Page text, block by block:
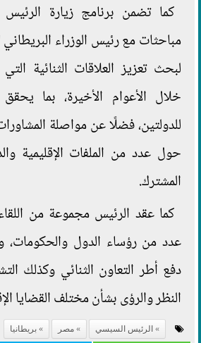
كما تضمن برنامج زيارة الرئيس
مباحثات مع رئيس الوزراء
لبحث تعزيز العلاقات الثنائية
خلال الأعوام الأخيرة، بما
للدولتين، فضلًا عن مواصلة
حول عدد من الملفات الإقليمية
المشترك.
كما عقد الرئيس مجموعة من
عدد من رؤساء الدول
دفع أطر التعاون الثنائي وكذلك
النظر والرؤى بشأن مختلف القضايا
الرئيس السيسي مصر بريطانيا